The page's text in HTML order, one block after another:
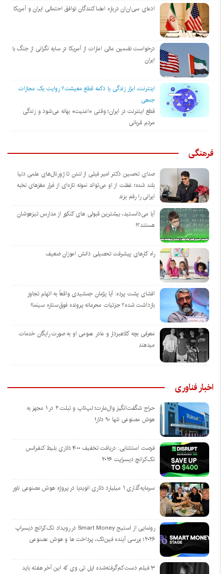
ادعای سی‌ان‌ان درباره امضاکنندگان توافق احتمالی ایران و آمریکا
درخواست تضمین مالی امارات از آمریکا در سایه نگرانی از جنگ با
ایران
اینترنت، ابزار زندگی یا دکمه قطع معیشت؟ روایت یک مجازات
جمعی
قطع اینترنت در ایران؛ وقتی «امنیت» بهانه می‌شود و زندگی
مردم قربانی
فرهنگی
صدای تحسین دکتر امیر فیلی از لندن تا ژورنال‌های علمی دنیا
بلند شده؛ غفلت از او می‌تواند نمونه تازه‌ای از فرار مغزهای نخبه
ایرانی را رقم بزند
آیا می‌دانستید، بیشترین قبولی های کنکور از مدارس تیزهوشان
هستند؟!
راه کارهای پیشرفت تحصیلی دانش اموزان ضعیف
افشای پشت پرده: آیا پژمان جمشیدی واقعاً به اتهام تجاوز
بازداشت شده؟ جزئیات محرمانه پرونده فوق‌ستاره سینما!
معرفی بچه کلاهبردار و مادر عمومی او به صورت رایگان خدمات
میدهند
اخبار فناوری
حراج شگفت‌انگیز وال‌مارت؛ لپ‌تاپ و تبلت ۲ در ۱ مجهز به
هوش مصنوعی تنها ۹۰ دلار!
فرصت استثنایی: دریافت تخفیف ۴۰۰ دلاری بلیط کنفرانس
تک‌کرانچ دیسراپت ۲۰۲۶
سرمایه‌گذاری ۱ میلیارد دلاری انویدیا در پروژه هوش مصنوعی ناور
رونمایی از استیج Smart Money در رویداد تک‌کرانچ دیسراپ
۲۰۲۶؛ بررسی آینده فین‌تک، پرداخت‌ ها و هوش مصنوعی
۳ فیلم دست‌کم‌گرفته‌شده اپل تی وی که این آخر هفته باید